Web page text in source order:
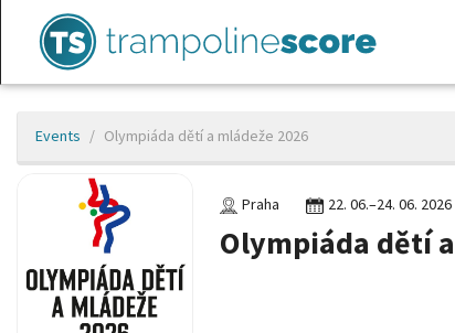
Events Olympiáda dětí a mládeže 2026
Praha 22. 06.–24. 06. 2026
Olympiáda dětí